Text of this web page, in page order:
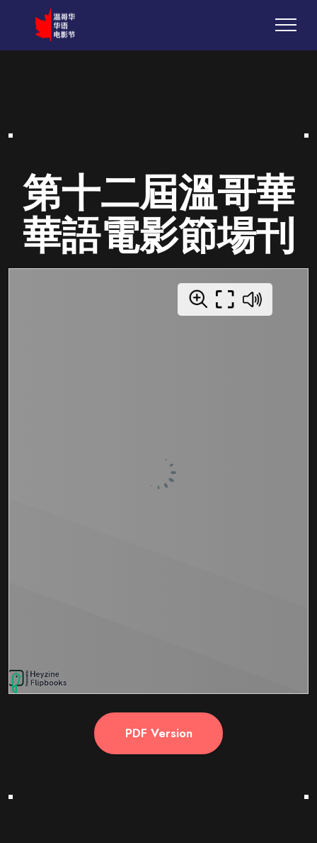
第十二屆溫哥華
華語電影節場刊
PDF Version